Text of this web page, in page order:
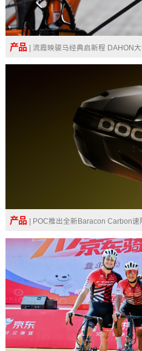
产品 | 流霞映骏马经典启新程 DAHON
产品 | POC推出全新Baracon Carbon